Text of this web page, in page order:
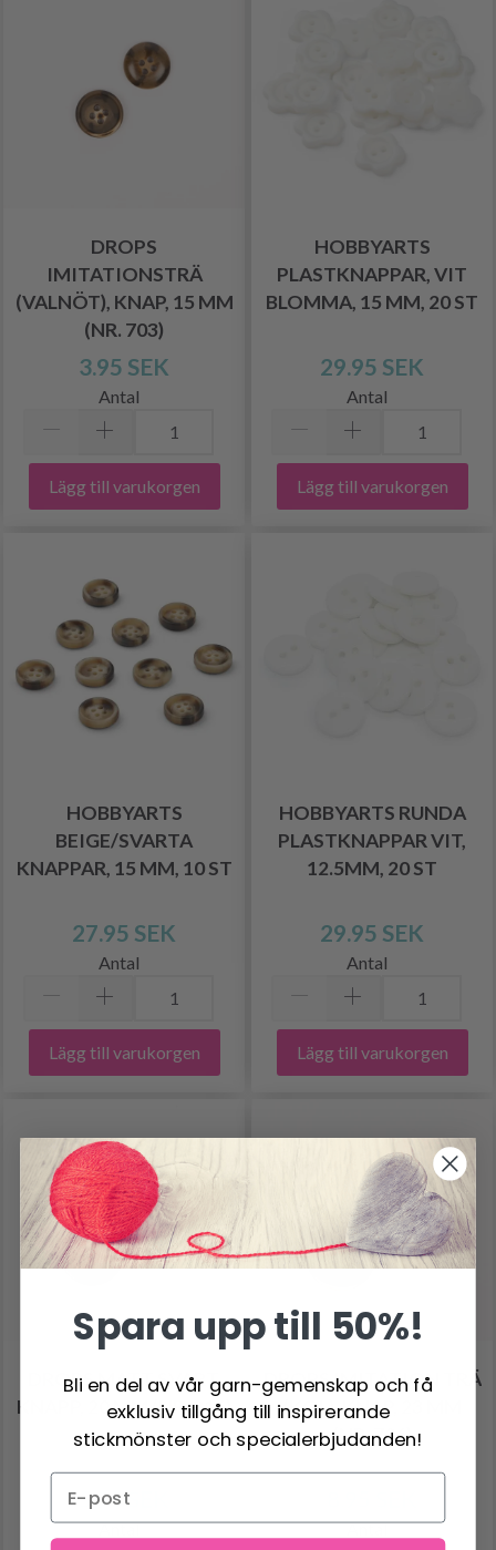
DROPS
IMITATIONSTRÄ
(VALNÖT), KNAP, 15 MM
(NR. 703)
3.95 SEK
Antal
Lägg till varukorgen
HOBBYARTS
PLASTKNAPPAR, VIT
BLOMMA, 15 MM, 20 ST
29.95 SEK
Antal
Lägg till varukorgen
HOBBYARTS
BEIGE/SVARTA
KNAPPAR, 15 MM, 10 ST
27.95 SEK
Antal
Lägg till varukorgen
HOBBYARTS RUNDA
PLASTKNAPPAR VIT,
12.5MM, 20 ST
29.95 SEK
Antal
Lägg till varukorgen
DROPS MATT SVART,
KNAPP, 20 MM (NR. 816)
5.95 SEK
Antal
DROPS IMITATION TRÄ
(KOL), KNAP, 23 MM
(NR. 706)
Antal
Spara upp till 50%!
Bli en del av vår garn-gemenskap och få
exklusiv tillgång till inspirerande
stickmönster och specialerbjudanden!